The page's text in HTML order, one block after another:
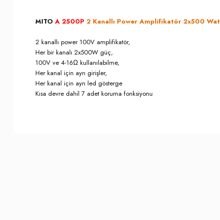
MITO A 2500P 2 Kanallı Power Amplifikatör 2x500
2 kanallı power 100V amplifikatör,
Her bir kanalı 2x500W güç,
100V ve 4-16Ω kullanılabilme,
Her kanal için ayrı girişler,
Her kanal için ayrı led gösterge
Kısa devre dahil 7 adet koruma fonksiyonu